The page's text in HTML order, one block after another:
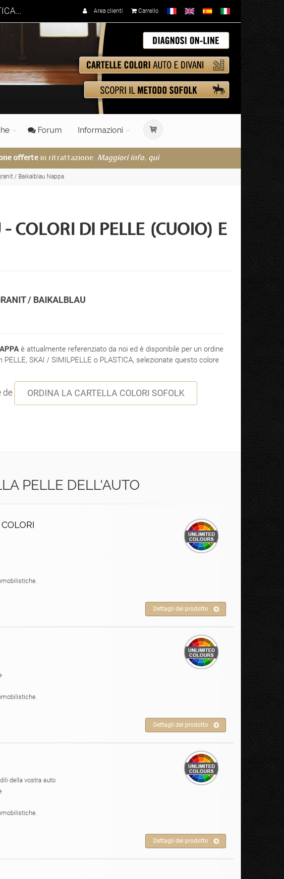
Area clienti Carrello
Forum Informazioni
offertein ritrattazione. Maggiori info. qui
/ Baikalblau Nappa
COLORI DI PELLE (CUOIO) E
/ BAIKALBLAU
è attualmente referenziato da noi ed è disponibile per un ordine
SKAI / SIMILPELLE o PLASTICA, selezionate questo colore
de ORDINA LA CARTELLA COLORI SOFOLK
PELLE DELL'AUTO
Dettagli del prodotto
Dettagli del prodotto
della vostra auto
Dettagli del prodotto